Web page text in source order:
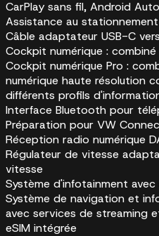
CarPlay sans fil, Android
Assistance au stationnement
Câble adaptateur USB-C
Cockpit numérique :
Cockpit numérique Pro :
numérique haute résolution
différents profils
Interface Bluetooth pour
Préparation pour VW
Réception radio numérique
Régulateur de vitesse
vitesse
Système d'infotainment
Système de navigation et
avec services de streaming
eSIM intégrée